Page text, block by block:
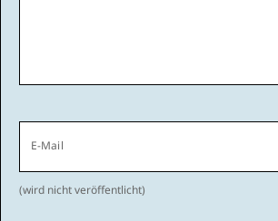
E-Mail
(wird nicht veröffentlicht)